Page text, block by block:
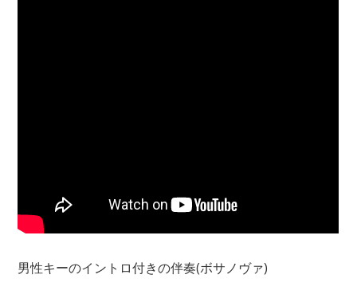
男性キーのイントロ付きの伴奏(ボサノヴァ)